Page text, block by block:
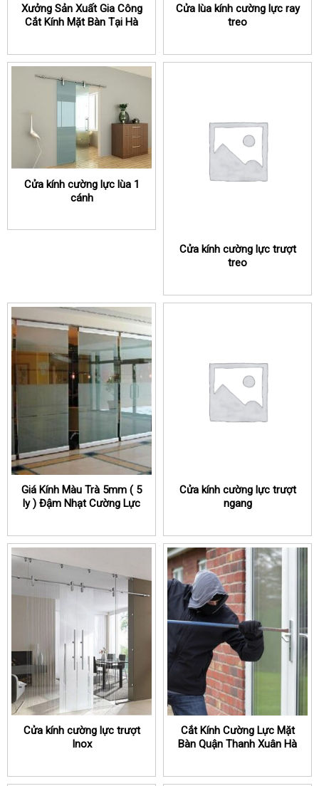
Xưởng Sản Xuất Gia Công
Cắt Kính Mặt Bàn Tại Hà
Cửa lùa kính cường lực ray
treo
Cửa kính cường lực lùa 1
cánh
Cửa kính cường lực trượt
treo
Giá Kính Màu Trà 5mm ( 5
ly ) Đậm Nhạt Cường Lực
Cửa kính cường lực trượt
ngang
Cửa kính cường lực trượt
Inox
Cắt Kính Cường Lực Mặt
Bàn Quận Thanh Xuân Hà